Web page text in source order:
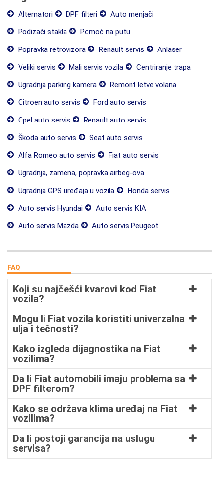
Alternatori DPF filteri
Auto menjači
Podizači stakla
Pomoć na putu
Popravka retrovizora
Renault servis
Anlaser
Veliki servis
Mali servis vozila
Centriranje trapa
Ugradnja parking kamera
Remont letve volana
Citroen auto servis
Ford auto servis
Opel auto servis
Renault auto servis
Škoda auto servis
Seat auto servis
Alfa Romeo auto servis
Fiat auto servis
Ugradnja, zamena, popravka airbeg-ova
Ugradnja GPS uređaja u vozila
Honda servis
Auto servis Hyundai
Auto servis KIA
Auto servis Mazda
Auto servis Peugeot
FAQ
Koji su najčešći kvarovi kod Fiat
vozila?
Mogu li Fiat vozila koristiti univerzalna
ulja i tečnosti?
Kako izgleda dijagnostika na Fiat
vozilima?
Da li Fiat automobili imaju problema sa
DPF filterom?
Kako se održava klima uređaj na Fiat
vozilima?
Da li postoji garancija na uslugu
servisa?